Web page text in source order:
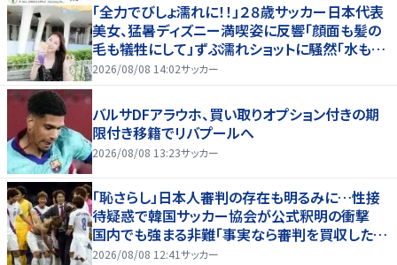
「全力でびしょ濡れに！！」２８歳サッカー日本代表
美女、猛暑ディズニー満喫姿に反響「顔面も髪の
毛も犠牲にして」ずぶ濡れショットに騒然「水も滴
る」「女優さんかと」
2026/08/08 14:02サッカー
バルサDFアラウホ、買い取りオプション付きの期
限付き移籍でリバプールへ
2026/08/08 13:23サッカー
「恥さらし」日本人審判の存在も明るみに…性接
待疑惑で韓国サッカー協会が公式釈明の衝撃
国内でも強まる非難「事実なら審判を買収したこ
とになる」
2026/08/08 12:41サッカー